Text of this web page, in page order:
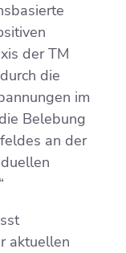
der TM
die
im
Belebung
an der
aktuellen